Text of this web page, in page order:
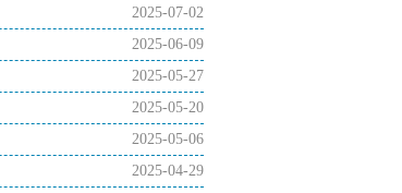
2025-07-02
2025-06-09
2025-05-27
2025-05-20
2025-05-06
2025-04-29